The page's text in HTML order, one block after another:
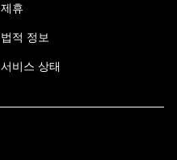
제휴
법적 정보
서비스 상태